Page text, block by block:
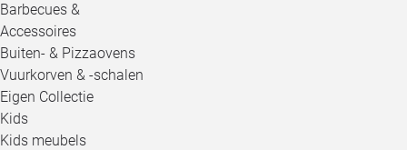
Barbecues &
Accessoires
Buiten- & Pizzaovens
Vuurkorven & -schalen
Eigen Collectie
Kids
Kids meubels